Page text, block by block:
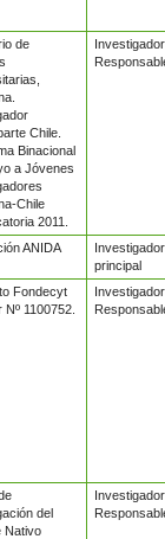
de
Chile.
Binacional
a Jóvenes
Chile
2011.
Investigador
ANIDA
Investigador
principal
Fondecyt
Nº 1100752.
Investigador
del
Nativo
Investigador